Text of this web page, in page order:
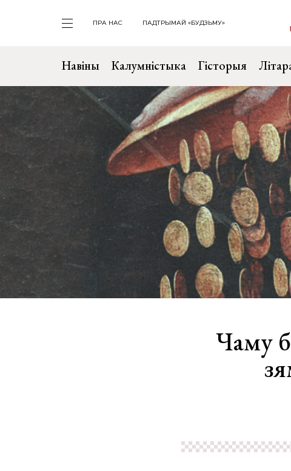
ПРА НАС ПАДТРЫМАЙ «БУДЗЬМУ»
Навіны Калумністыка Гісторыя
Чаму